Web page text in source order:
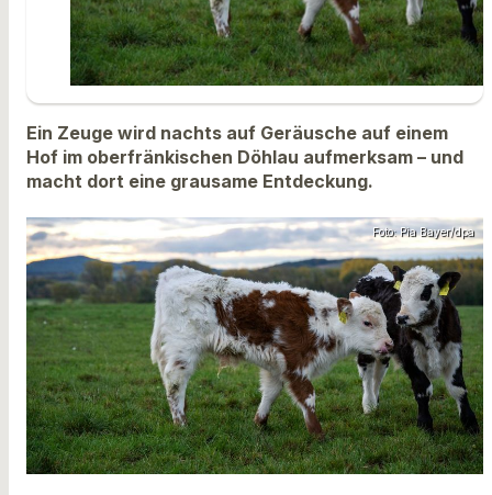
Ein Zeuge wird nachts auf Geräusche auf einem
Hof im oberfränkischen Döhlau aufmerksam – und
macht dort eine grausame Entdeckung.
Foto: Pia Bayer/dpa